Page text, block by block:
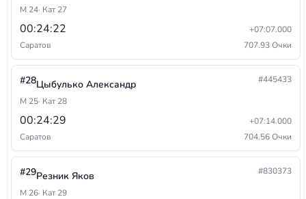
М 24· Кат 27
00:24:22
+07:07.000
Саратов
707.93 Очки
#28Цыбулько Александр
#445433
М 25· Кат 28
00:24:29
+07:14.000
Саратов
704.56 Очки
#29Резник Яков
#830373
М 26· Кат 29